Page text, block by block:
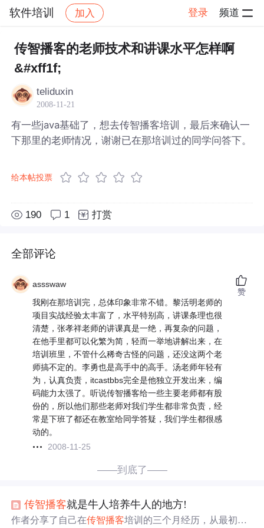
软件培训 加入 登录 频道
社区 软件培训 帖子详情
传智播客的老师技术和讲课水平怎样啊
&#xff1f;
teliduxin
2008-11-21
有一些java基础了，想去传智播客培训，最后来确认一
下那里的老师情况，谢谢已在那培训过的同学问答下。
给本帖投票
190 1 打赏
全部评论
assswaw
我刚在那培训完，总体印象非常不错。黎活明老师的
项目实战经验太丰富了，水平特别高，讲课条理也很
清楚，张孝祥老师的讲课真是一绝，再复杂的问题，
在他手里都可以化繁为简，轻而一举地讲解出来，在
培训班里，不管什么稀奇古怪的问题，还没这两个老
师搞不定的。李勇也是高手中的高手。汤老师年轻有
为，认真负责，itcastbbs完全是他独立开发出来，编
码能力太强了。听说传智播客给一些主要老师都有股
份的，所以他们那些老师对我们学生都非常负责，经
常是下班了都还在教室给同学答疑，我们学生都很感
动的。
2008-11-25
赞
——到底了——
传智播客就是牛人培养牛人的地方!
作者分享了自己在传智播客培训的三个月经历，从最初被